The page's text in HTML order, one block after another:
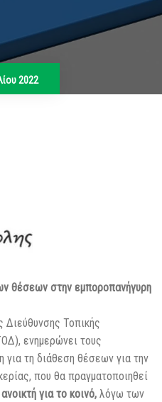
2022
θέσεων στην εμποροπανήγυρη
Τοπικής
ενημερώνει τους
τη διάθεση θέσεων για την
που θα πραγματοποιηθεί
ανοικτή για το κοινό, λόγω των